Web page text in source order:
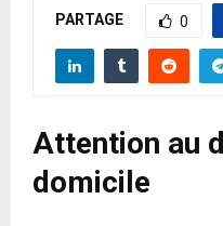
PARTAGE 0
Attention au
domicile